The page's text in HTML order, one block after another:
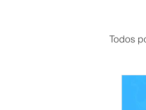
Todos